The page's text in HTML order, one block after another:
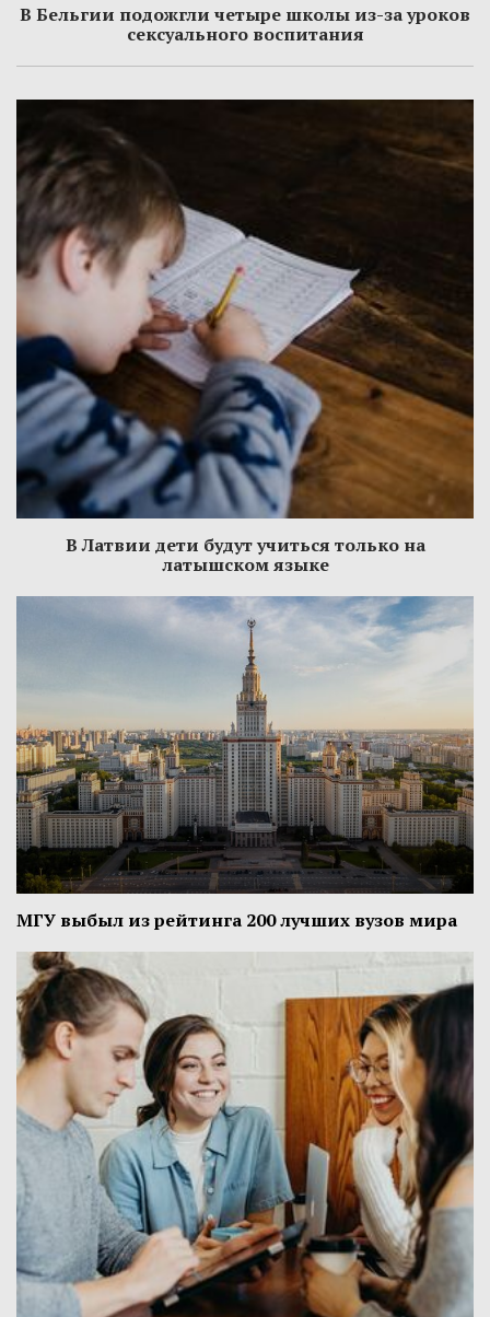
В Бельгии подожгли четыре школы из-за уроков
сексуального воспитания
В Латвии дети будут учиться только на
латышском языке
МГУ выбыл из рейтинга 200 лучших вузов мира